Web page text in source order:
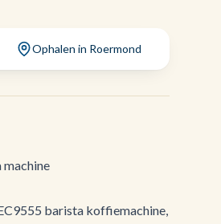
Ophalen in Roermond
machine
barista koffiemachine,